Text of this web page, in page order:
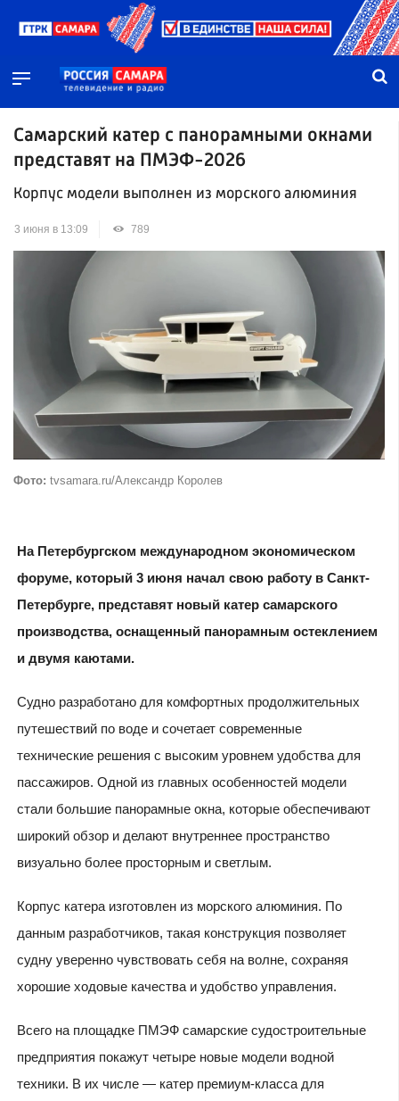
Самарский катер с панорамными окнами
представят на ПМЭФ-2026
Корпус модели выполнен из морского алюминия
3 июня в 13:09 789
Фото: tvsamara.ru/Александр Королев
На Петербургском международном экономическом
форуме, который 3 июня начал свою работу в Санкт-
Петербурге, представят новый катер самарского
производства, оснащенный панорамным остеклением
и двумя каютами.
Судно разработано для комфортных продолжительных
путешествий по воде и сочетает современные
технические решения с высоким уровнем удобства для
пассажиров. Одной из главных особенностей модели
стали большие панорамные окна, которые обеспечивают
широкий обзор и делают внутреннее пространство
визуально более просторным и светлым.
Корпус катера изготовлен из морского алюминия. По
данным разработчиков, такая конструкция позволяет
судну уверенно чувствовать себя на волне, сохраняя
хорошие ходовые качества и удобство управления.
Всего на площадке ПМЭФ самарские судостроительные
предприятия покажут четыре новые модели водной
техники. В их числе — катер премиум-класса для